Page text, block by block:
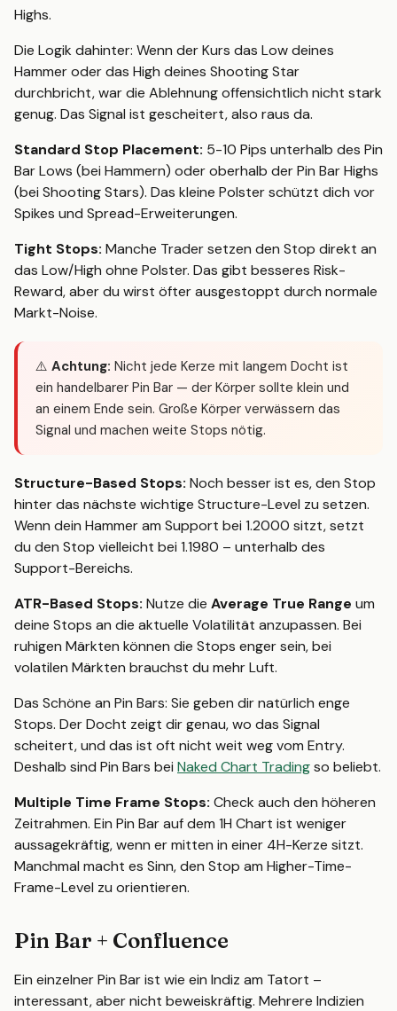
Highs.
Die Logik dahinter: Wenn der Kurs das Low deines
Hammer oder das High deines Shooting Star
durchbricht, war die Ablehnung offensichtlich nicht stark
genug. Das Signal ist gescheitert, also raus da.
Standard Stop Placement: 5-10 Pips unterhalb des Pin
Bar Lows (bei Hammern) oder oberhalb der Pin Bar Highs
(bei Shooting Stars). Das kleine Polster schützt dich vor
Spikes und Spread-Erweiterungen.
Tight Stops: Manche Trader setzen den Stop direkt an
das Low/High ohne Polster. Das gibt besseres Risk-
Reward, aber du wirst öfter ausgestoppt durch normale
Markt-Noise.
⚠️ Achtung: Nicht jede Kerze mit langem Docht ist
ein handelbarer Pin Bar — der Körper sollte klein und
an einem Ende sein. Große Körper verwässern das
Signal und machen weite Stops nötig.
Structure-Based Stops: Noch besser ist es, den Stop
hinter das nächste wichtige Structure-Level zu setzen.
Wenn dein Hammer am Support bei 1.2000 sitzt, setzt
du den Stop vielleicht bei 1.1980 – unterhalb des
Support-Bereichs.
ATR-Based Stops: Nutze die Average True Range um
deine Stops an die aktuelle Volatilität anzupassen. Bei
ruhigen Märkten können die Stops enger sein, bei
volatilen Märkten brauchst du mehr Luft.
Das Schöne an Pin Bars: Sie geben dir natürlich enge
Stops. Der Docht zeigt dir genau, wo das Signal
scheitert, und das ist oft nicht weit weg vom Entry.
Deshalb sind Pin Bars bei Naked Chart Tradingso beliebt.
Multiple Time Frame Stops: Check auch den höheren
Zeitrahmen. Ein Pin Bar auf dem 1H Chart ist weniger
aussagekräftig, wenn er mitten in einer 4H-Kerze sitzt.
Manchmal macht es Sinn, den Stop am Higher-Time-
Frame-Level zu orientieren.
Pin Bar + Confluence
Ein einzelner Pin Bar ist wie ein Indiz am Tatort –
interessant, aber nicht beweiskräftig. Mehrere Indizien